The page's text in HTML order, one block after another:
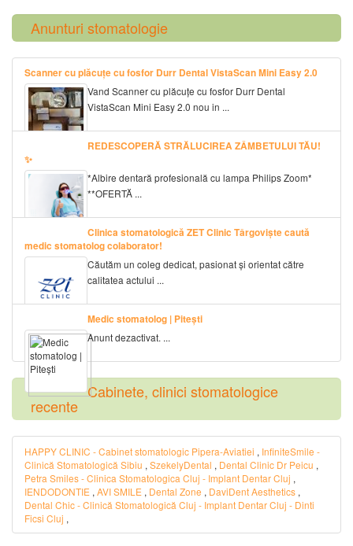
Anunturi stomatologie
Scanner cu plăcuțe cu fosfor Durr Dental VistaScan Mini Easy 2.0
Vand Scanner cu plăcuțe cu fosfor Durr Dental
VistaScan Mini Easy 2.0 nou in ...
REDESCOPERĂ STRĂLUCIREA ZÂMBETULUI TĂU!
✨
*Albire dentară profesională cu lampa Philips Zoom*
**OFERTĂ ...
Clinica stomatologică ZET Clinic Târgoviște caută
medic stomatolog colaborator!
Căutăm un coleg dedicat, pasionat și orientat către
calitatea actului ...
Medic stomatolog | Pitești
Anunt dezactivat. ...
Cabinete, clinici stomatologice
recente
HAPPY CLINIC - Cabinet stomatologic Pipera-Aviatiei , InfiniteSmile -
Clinică Stomatologică Sibiu , SzekelyDental , Dental Clinic Dr Peicu ,
Petra Smiles - Clinica Stomatologica Cluj - Implant Dentar Cluj ,
IENDODONTIE , AVI SMILE , Dental Zone , DaviDent Aesthetics ,
Dental Chic - Clinică Stomatologică Cluj - Implant Dentar Cluj - Dinti
Ficsi Cluj ,